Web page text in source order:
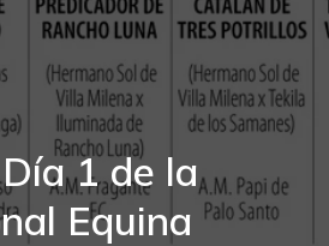
1 de la
Equina